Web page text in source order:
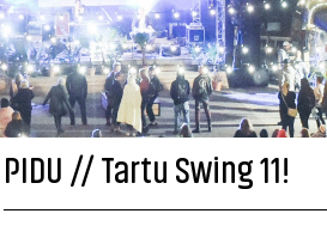
PIDU // Tartu Swing 11!